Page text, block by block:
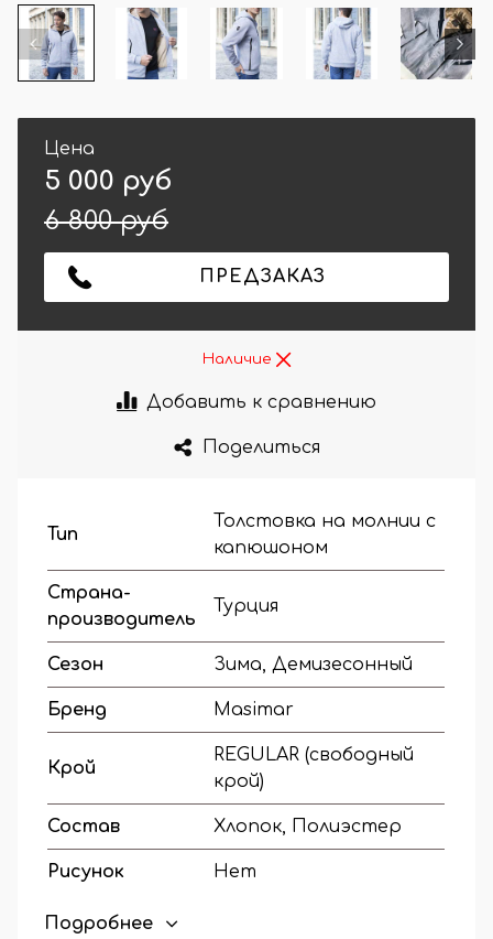
Цена
5 000 руб
6 800 руб
ПРЕДЗАКАЗ
Наличие
Добавить к сравнению
Поделиться
Тип
Толстовка на молнии с
капюшоном
Страна-
производитель
Турция
Сезон Зима, Демизесонный
Бренд Masimar
Крой
REGULAR (свободный
крой)
Состав Хлопок, Полиэстер
Рисунок Нет
Тип застежки
Подробнее